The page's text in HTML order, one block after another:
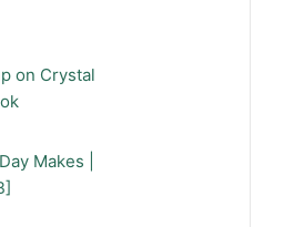
on Crystal
Makes |